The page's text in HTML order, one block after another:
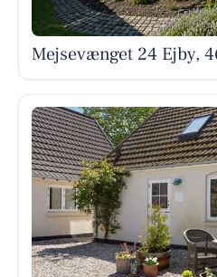
Mejsevænget 24 Ejby,